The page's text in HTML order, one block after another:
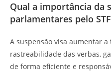
Qual a importância da
parlamentares pelo
A suspensão visa aumentar
rastreabilidade das verbas,
de forma eficiente e